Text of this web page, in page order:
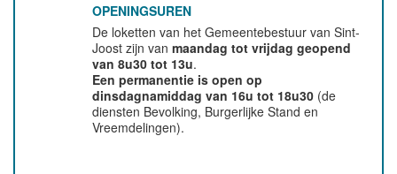
OPENINGSUREN
De loketten van het Gemeentebestuur van Sint-
Joost zijn vanmaandag tot vrijdag geopend
van 8u30 tot 13u.
Een permanentie is open op
dinsdagnamiddag van 16u tot 18u30 (de
diensten Bevolking, Burgerlijke Stand en
Vreemdelingen).